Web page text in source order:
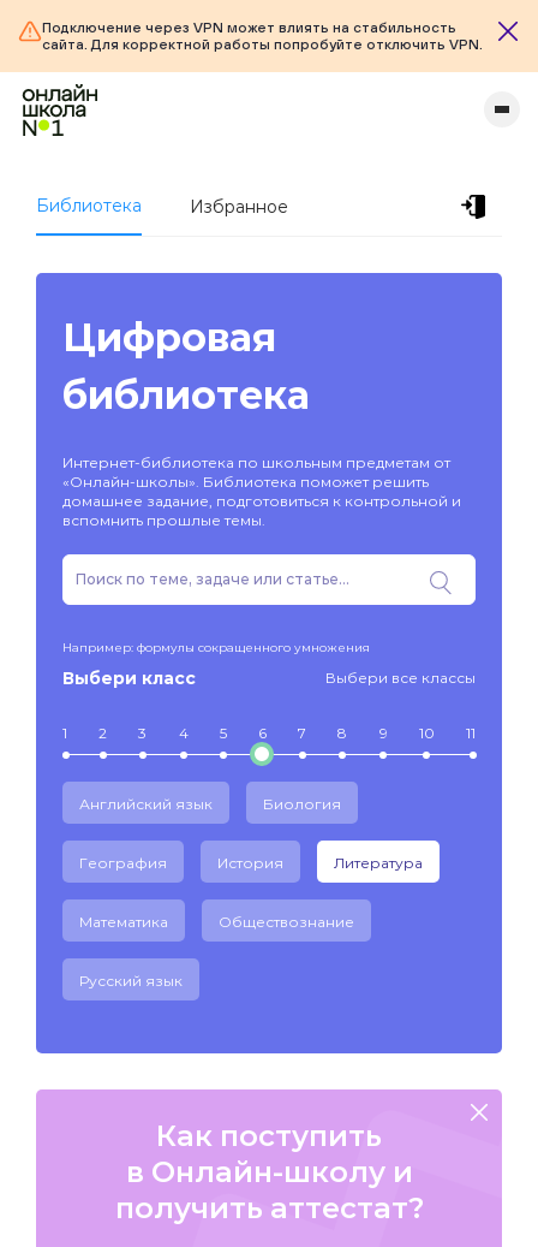
Подключение через VPN может влиять на стабильность
сайта. Для корректной работы попробуйте отключить VPN.
Библиотека Избранное
Цифровая
библиотека
Интернет-библиотека по школьным предметам от
«Онлайн-школы». Библиотека поможет решить
домашнее задание, подготовиться к контрольной и
вспомнить прошлые темы.
Например: формулы сокращенного умножения
Выбери класс Выбери все классы
1 2 3 4 5 6 7 8 9 10 11
Английский язык Биология
География История Литература
Математика Обществознание
Русский язык
Как поступить
в Онлайн-школу и
получить аттестат?